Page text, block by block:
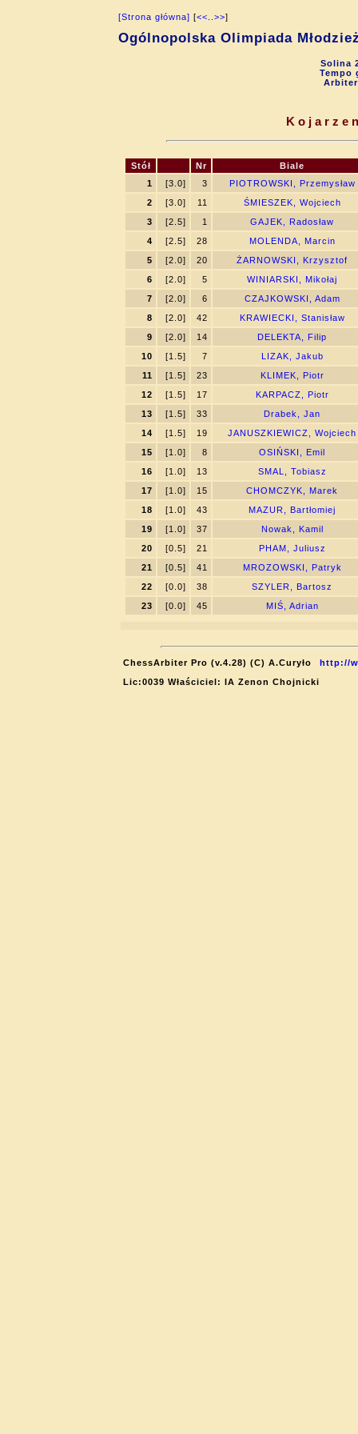
[Strona główna] [<< >>]
Ogólnopolska Olimpiada
Solina
Tempo
Stół Nr
Biale
1
[3.0] 3
PIOTROWSKI, Przemysław
2
[3.0] 11
ŚMIESZEK, Wojciech
3
[2.5] 1
GAJEK, Radosław
4
[2.5] 28
MOLENDA, Marcin
5
[2.0] 20
ŻARNOWSKI, Krzysztof
6
[2.0] 5
WINIARSKI, Mikołaj
7
[2.0] 6
CZAJKOWSKI, Adam
8
[2.0] 42
KRAWIECKI, Stanisław
9
[2.0] 14
DELEKTA, Filip
10
[1.5] 7
LIZAK, Jakub
11
[1.5] 23
KLIMEK, Piotr
12
[1.5] 17
KARPACZ, Piotr
13
[1.5] 33
Drabek, Jan
14
[1.5] 19
JANUSZKIEWICZ, Wojciech
15
[1.0] 8
OSIŃSKI, Emil
16
[1.0] 13
SMAL, Tobiasz
17
[1.0] 15
CHOMCZYK, Marek
18
[1.0] 43
MAZUR, Bartłomiej
19
[1.0] 37
Nowak, Kamil
20
[0.5] 21
PHAM, Juliusz
21
[0.5] 41
MROZOWSKI, Patryk
22
[0.0] 38
SZYLER, Bartosz
23
[0.0] 45 MIŚ, Adrian
ChessArbiter Pro (v.4.28) (C) A.Curyło
http://
Lic:0039 Właściciel: IA Zenon Chojnicki